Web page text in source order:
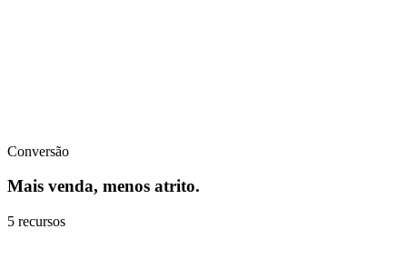
Conversão
Mais venda, menos atrito.
5 recursos